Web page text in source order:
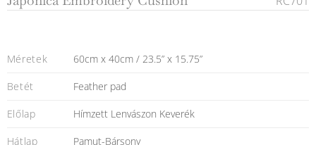
Méretek 60cm x 40cm / 23.5” x 15.75”
Betét Feather pad
Előlap Hímzett Lenvászon Keverék
Hátlap Pamut-Bársony